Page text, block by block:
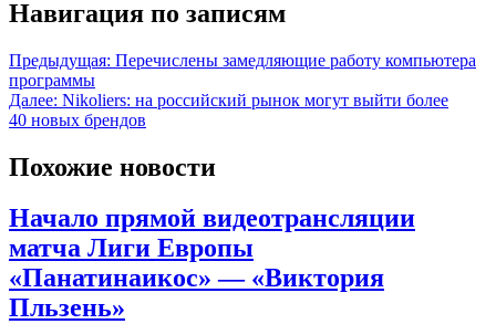
Навигация по записям
Предыдущая: Перечислены замедляющие работу компьютера
программы
Далее: Nikoliers: на российский рынок могут выйти более
40 новых брендов
Похожие новости
Начало прямой видеотрансляции
матча Лиги Европы
«Панатинаикос» — «Виктория
Пльзень»